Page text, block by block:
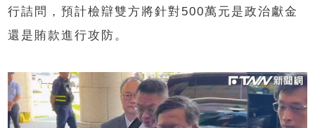
行詰問，預計檢辯雙方將針對500萬元是政治獻金
還是賄款進行攻防。